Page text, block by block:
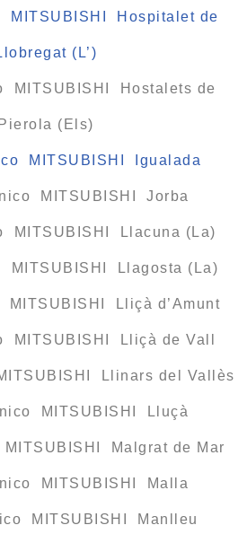
MITSUBISHI Hospitalet de
(L’)
MITSUBISHI Hostalets de
Pierola (Els)
MITSUBISHI Igualada
MITSUBISHI Jorba
MITSUBISHI Llacuna (La)
MITSUBISHI Llagosta (La)
Lliçà d’Amunt
MITSUBISHI Lliçà de Vall
Llinars del Vallès
MITSUBISHI Lluçà
Malgrat de Mar
MITSUBISHI Malla
MITSUBISHI Manlleu